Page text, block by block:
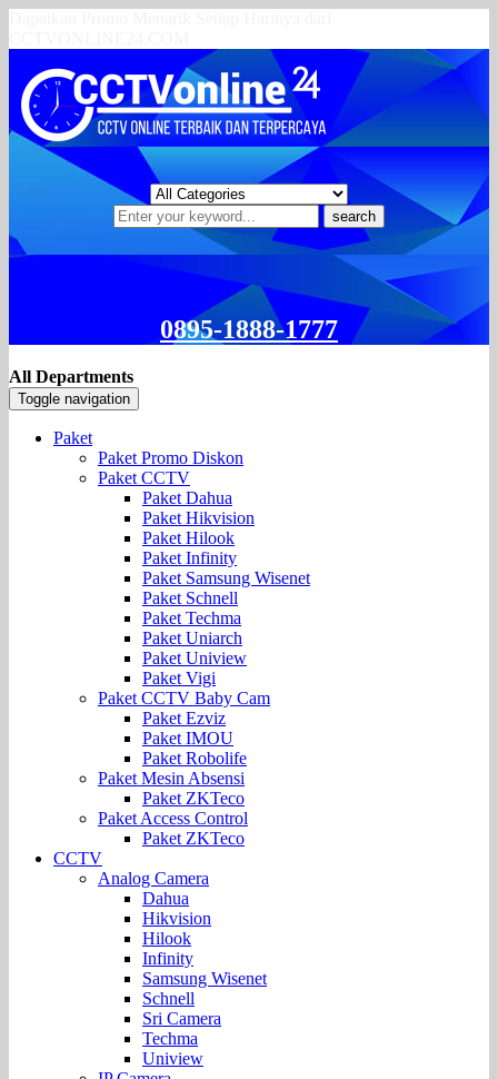
search
0895-1888-1777
All Departments
Toggle navigation
Paket
Paket Promo Diskon
Paket CCTV
Paket Dahua
Paket Hikvision
Paket Hilook
Paket Infinity
Paket Samsung Wisenet
Paket Schnell
Paket Techma
Paket Uniarch
Paket Uniview
Paket Vigi
Paket CCTV Baby Cam
Paket Ezviz
Paket IMOU
Paket Robolife
Paket Mesin Absensi
Paket ZKTeco
Paket Access Control
Paket ZKTeco
CCTV
Analog Camera
Dahua
Hikvision
Hilook
Infinity
Samsung Wisenet
Schnell
Sri Camera
Techma
Uniview